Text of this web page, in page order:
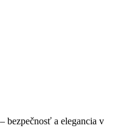
bezpečnosť a elegancia v